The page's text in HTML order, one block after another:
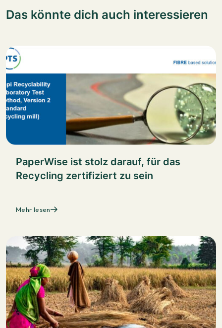
Das könnte dich auch interessieren
PaperWise ist stolz darauf, für das
Recycling zertifiziert zu sein
Mehr lesen